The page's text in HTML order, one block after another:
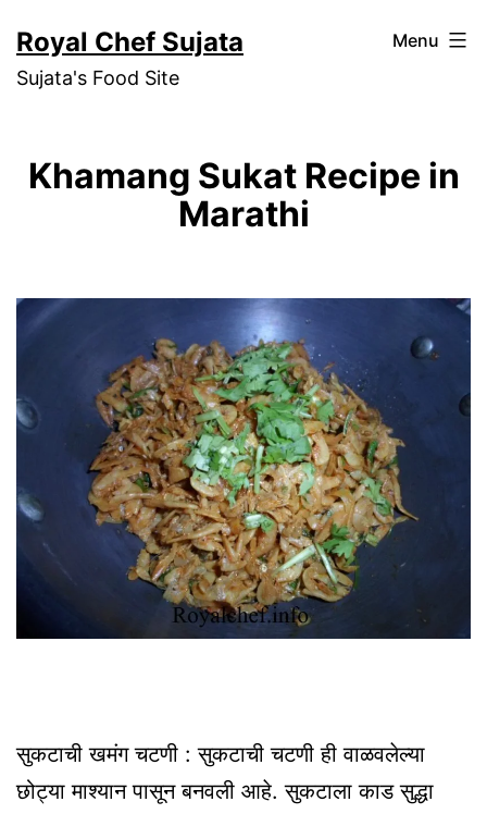
to
content
Royal Chef Sujata
Sujata's Food Site
Menu
Khamang Sukat Recipe in
Marathi
सुकटाची खमंग चटणी : सुकटाची चटणी ही वाळवलेल्या
छोट्या माश्यान पासून बनवली आहे. सुकटाला काड सुद्धा